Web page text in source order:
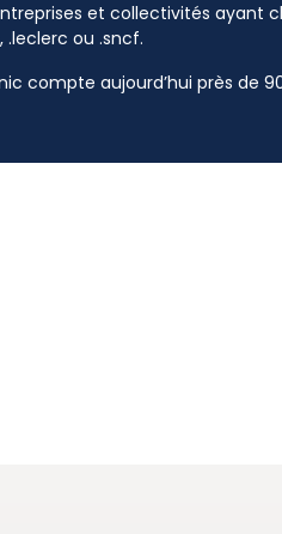
et collectivités ayant
.leclerc ou .sncf.
compte aujourd’hui près de